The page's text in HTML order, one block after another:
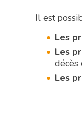
Il est
Les
Les
décès
Les